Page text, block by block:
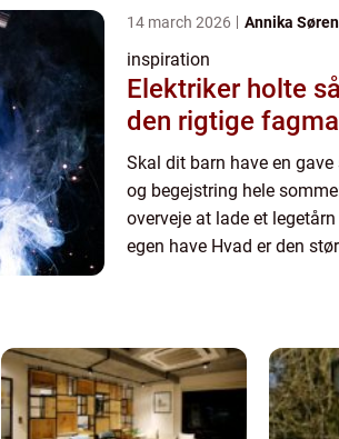
14 march 2026 Annika
inspiration
Elektriker holte sådan vælger du
den rigtige
Skal dit barn have en
og begejstring hele
overveje at lade et
egen have Hvad er den